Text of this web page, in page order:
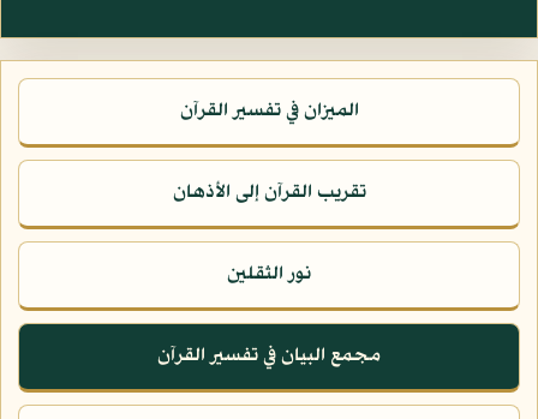
الميزان في تفسير القرآن
تقريب القرآن إلى الأذهان
نور الثقلين
مجمع البيان في تفسير القرآن